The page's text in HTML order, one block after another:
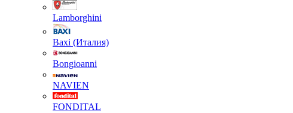
Lamborghini
Baxi (Италия)
Вongioanni
NAVIEN
FONDITAL